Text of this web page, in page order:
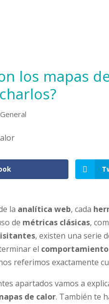
los mapas
General
la analítica web, cada
de métricas clásicas,
, existen una serie
el
referimos exactamente
apartados vamos a
de calor. También te